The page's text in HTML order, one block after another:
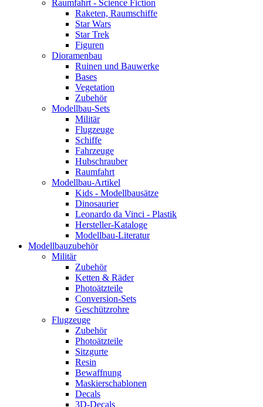
Raumfahrt - Science Fiction
Raketen, Raumschiffe
Star Wars
Star Trek
Figuren
Dioramenbau
Ruinen und Bauwerke
Bases
Vegetation
Zubehör
Modellbau-Sets
Militär
Flugzeuge
Schiffe
Fahrzeuge
Hubschrauber
Raumfahrt
Modellbau-Artikel
Kids - Modellbausätze
Dinosaurier
Leonardo da Vinci - Plastik
Hersteller-Kataloge
Modellbau-Literatur
Modellbauzubehör
Militär
Zubehör
Ketten & Räder
Photoätzteile
Conversion-Sets
Geschützrohre
Flugzeuge
Zubehör
Photoätzteile
Sitzgurte
Resin
Bewaffnung
Maskierschablonen
Decals
3D-Decals